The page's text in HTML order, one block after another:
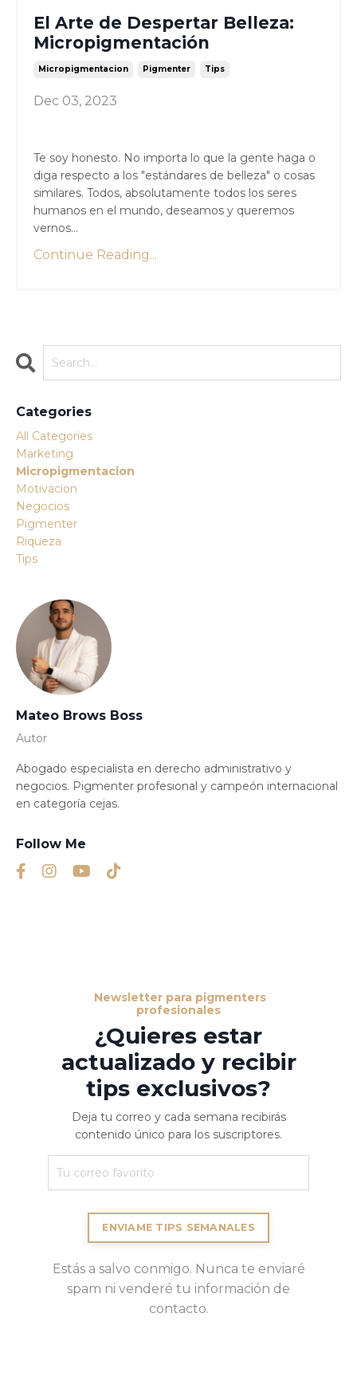
El Arte de Despertar Belleza:
Micropigmentación
Micropigmentacion Pigmenter Tips
Dec 03, 2023
Te soy honesto. No importa lo que la gente haga o
diga respecto a los "estándares de belleza" o cosas
similares. Todos, absolutamente todos los seres
humanos en el mundo, deseamos y queremos
vernos...
Continue Reading...
Categories
All Categories
Marketing
Micropigmentacion
Motivacion
Negocios
Pigmenter
Riqueza
Tips
Mateo Brows Boss
Autor
Abogado especialista en derecho administrativo y
negocios. Pigmenter profesional y campeón internacional
en categoría cejas.
Follow Me
Newsletter para pigmenters
profesionales
¿Quieres estar
actualizado y recibir
tips exclusivos?
Deja tu correo y cada semana recibirás
contenido único para los suscriptores.
ENVIAME TIPS SEMANALES
Estás a salvo conmigo. Nunca te enviaré
spam ni venderé tu información de
contacto.